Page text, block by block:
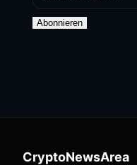
Abonnieren
CryptoNewsArea